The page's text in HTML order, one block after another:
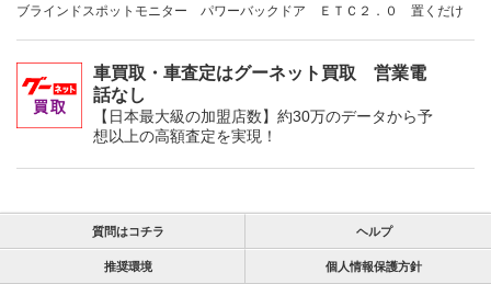
ブラインドスポットモニター パワーバックドア ＥＴＣ２．０ 置くだけ
車買取・車査定はグーネット買取 営業電
話なし
【日本最大級の加盟店数】約30万のデータから予
想以上の高額査定を実現！
質問はコチラ ヘルプ
推奨環境 個人情報保護方針